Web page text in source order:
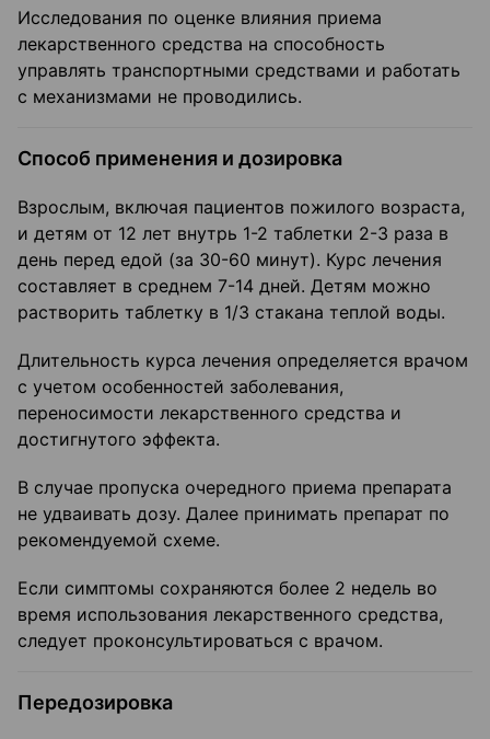
Исследования по оценке влияния приема
лекарственного средства на способность
управлять транспортными средствами и работать
с механизмами не проводились.
Способ применения и дозировка
Взрослым, включая пациентов пожилого возраста,
и детям от 12 лет внутрь 1-2 таблетки 2-3 раза в
день перед едой (за 30-60 минут). Курс лечения
составляет в среднем 7-14 дней. Детям можно
растворить таблетку в 1/3 стакана теплой воды.
Длительность курса лечения определяется врачом
с учетом особенностей заболевания,
переносимости лекарственного средства и
достигнутого эффекта.
В случае пропуска очередного приема препарата
не удваивать дозу. Далее принимать препарат по
рекомендуемой схеме.
Если симптомы сохраняются более 2 недель во
время использования лекарственного средства,
следует проконсультироваться с врачом.
Передозировка